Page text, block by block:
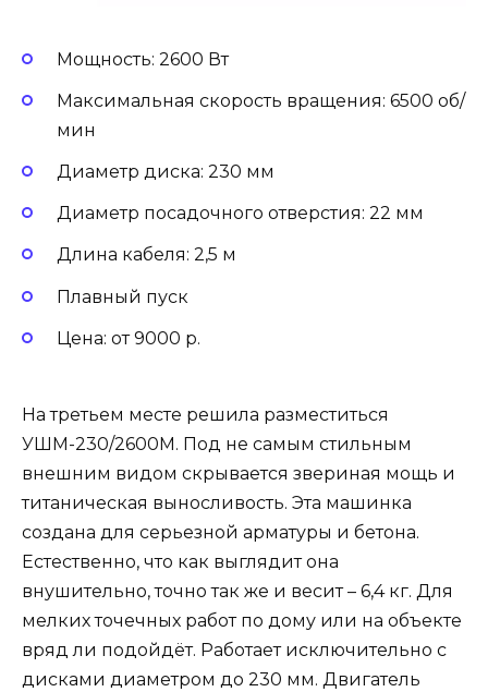
Мощность: 2600 Вт
Максимальная скорость вращения: 6500 об/
мин
Диаметр диска: 230 мм
Диаметр посадочного отверстия: 22 мм
Длина кабеля: 2,5 м
Плавный пуск
Цена: от 9000 р.
На третьем месте решила разместиться
УШМ-230/2600М. Под не самым стильным
внешним видом скрывается звериная мощь и
титаническая выносливость. Эта машинка
создана для серьезной арматуры и бетона.
Естественно, что как выглядит она
внушительно, точно так же и весит – 6,4 кг. Для
мелких точечных работ по дому или на объекте
вряд ли подойдёт. Работает исключительно с
дисками диаметром до 230 мм. Двигатель